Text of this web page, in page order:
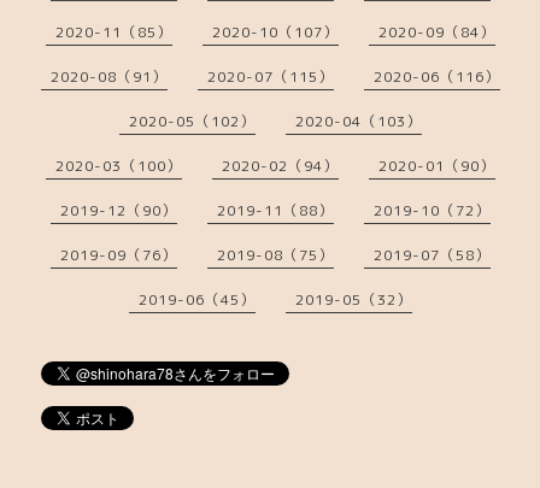
2020-11（85） 2020-10（107） 2020-09（84）
2020-08（91） 2020-07（115） 2020-06（116）
2020-05（102） 2020-04（103）
2020-03（100） 2020-02（94） 2020-01（90）
2019-12（90） 2019-11（88） 2019-10（72）
2019-09（76） 2019-08（75） 2019-07（58）
2019-06（45） 2019-05（32）